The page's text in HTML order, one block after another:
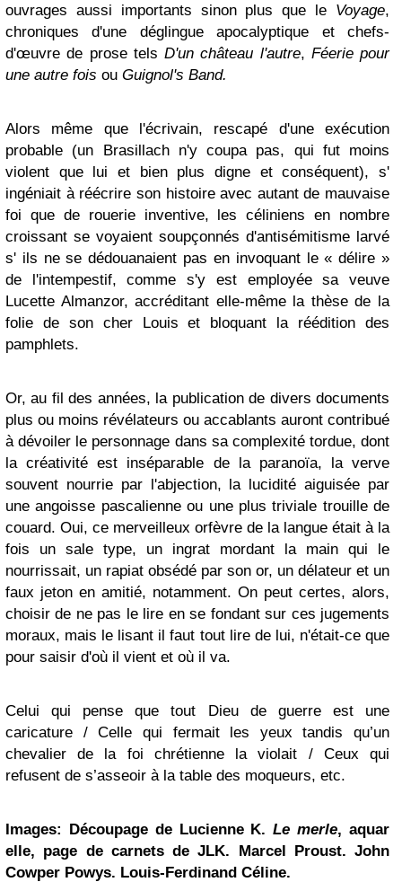
ouvrages aussi importants sinon plus que le Voyage,
chroniques d'une déglingue apocalyptique et chefs-
d'œuvre de prose tels D'un château l'autre, Féerie pour
une autre fois ou Guignol's Band.
Alors même que l'écrivain, rescapé d'une exécution
probable (un Brasillach n'y coupa pas, qui fut moins
violent que lui et bien plus digne et conséquent), s'
ingéniait à réécrire son histoire avec autant de mauvaise
foi que de rouerie inventive, les céliniens en nombre
croissant se voyaient soupçonnés d'antisémitisme larvé
s' ils ne se dédouanaient pas en invoquant le « délire »
de l'intempestif, comme s'y est employée sa veuve
Lucette Almanzor, accréditant elle-même la thèse de la
folie de son cher Louis et bloquant la réédition des
pamphlets.
Or, au fil des années, la publication de divers documents
plus ou moins révélateurs ou accablants auront contribué
à dévoiler le personnage dans sa complexité tordue, dont
la créativité est inséparable de la paranoïa, la verve
souvent nourrie par l'abjection, la lucidité aiguisée par
une angoisse pascalienne ou une plus triviale trouille de
couard. Oui, ce merveilleux orfèvre de la langue était à la
fois un sale type, un ingrat mordant la main qui le
nourrissait, un rapiat obsédé par son or, un délateur et un
faux jeton en amitié, notamment. On peut certes, alors,
choisir de ne pas le lire en se fondant sur ces jugements
moraux, mais le lisant il faut tout lire de lui, n'était-ce que
pour saisir d'où il vient et où il va.
Celui qui pense que tout Dieu de guerre est une
caricature / Celle qui fermait les yeux tandis qu’un
chevalier de la foi chrétienne la violait / Ceux qui
refusent de s’asseoir à la table des moqueurs, etc.
Images: Découpage de Lucienne K.Le merle, aquar
elle, page de carnets de JLK. Marcel Proust. John
Cowper Powys. Louis-Ferdinand Céline.